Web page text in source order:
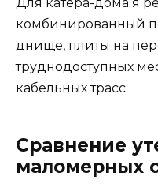
Для катера-дома я
комбинированный
днище, плиты на
труднодоступных
кабельных трасс.
Сравнение
маломерных